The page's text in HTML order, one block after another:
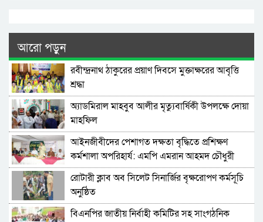
আরো পড়ুন
রবীন্দ্রনাথ ঠাকুরের প্রয়াণ দিবসে মুক্তাক্ষরের আবৃত্তি
শ্রদ্ধা
অ্যাডমিরাল মাহবুব আলীর মৃত্যুবার্ষিকী উপলক্ষে দোয়া
মাহফিল
‎আইনজীবীদের পেশাগত দক্ষতা বৃদ্ধিতে প্রশিক্ষণ
কর্মশালা অপরিহার্য: এমপি এমরান আহমদ চৌধুরী
রোটারী ক্লাব অব সিলেট সিনার্জির বৃক্ষরোপণ কর্মসূচি
অনুষ্ঠিত
বিএনপির জাতীয় নির্বাহী কমিটির সহ সাংগঠনিক